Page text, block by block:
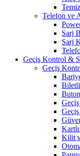
Telefon ve
Şarj
Şarj
Geçiş Kontrol &
Geçiş
Kilit